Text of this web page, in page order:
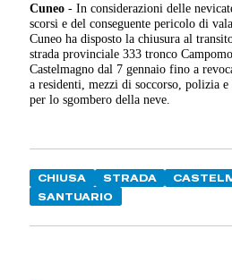
Cuneo - In considerazioni delle
scorsi e del conseguente pericolo di
Cuneo ha disposto la chiusura al
strada provinciale 333 tronco
Castelmagno dal 7 gennaio fino a
a residenti, mezzi di soccorso, polizia
per lo sgombero della neve.
CHIUSA STRADA
SANTUARIO